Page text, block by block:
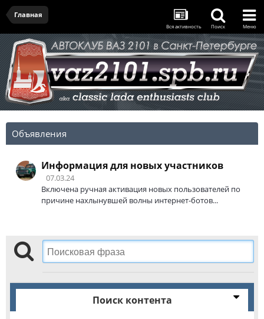
Главная
Вся активность Поиск Меню
Объявления
Информация для новых участников
07.03.24
Включена ручная активация новых пользователей по
причине нахлынувшей волны интернет-ботов...
Поиск контента